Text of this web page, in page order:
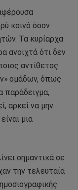
κοινό όσον
Τα κυρίαρχα
ανοιχτά ότι δεν
αντίθετος
ομάδων, όπως
παράδειγμα,
αρκεί να μην
μια
σημαντικά σε
την τελευταία